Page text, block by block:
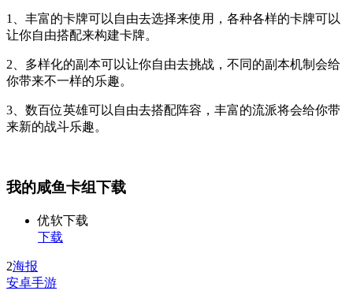
1、丰富的卡牌可以自由去选择来使用，各种各样的卡牌可以
让你自由搭配来构建卡牌。
2、多样化的副本可以让你自由去挑战，不同的副本机制会给
你带来不一样的乐趣。
3、数百位英雄可以自由去搭配阵容，丰富的流派将会给你带
来新的战斗乐趣。
我的咸鱼卡组下载
优软下载
下载
2海报
安卓手游